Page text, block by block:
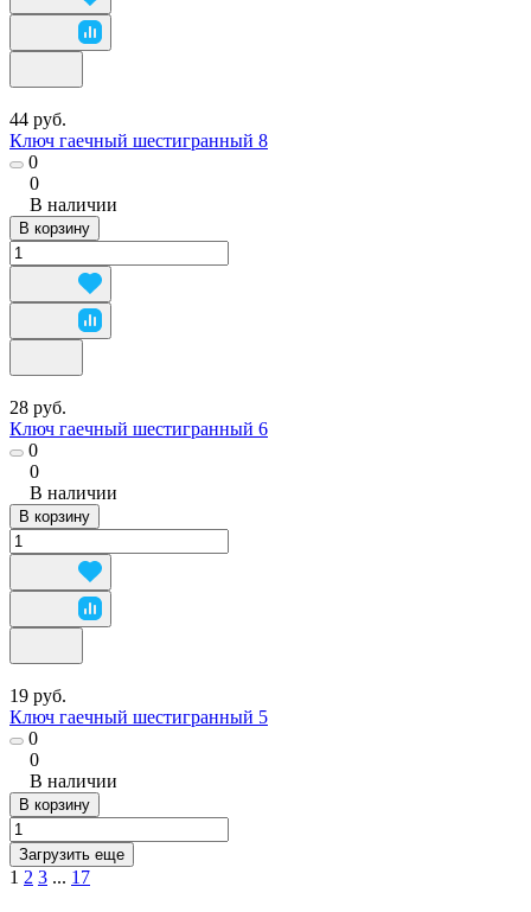
44 руб.
Ключ гаечный шестигранный 8
0
0
В наличии
В корзину
28 руб.
Ключ гаечный шестигранный 6
0
0
В наличии
В корзину
19 руб.
Ключ гаечный шестигранный 5
0
0
В наличии
В корзину
Загрузить еще
1 2 3 ... 17